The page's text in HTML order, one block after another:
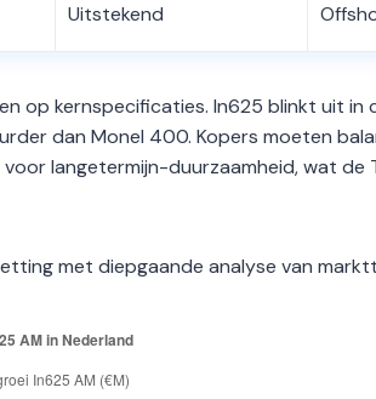
Uitstekend
op kernspecificaties. In625 blinkt uit
dan Monel 400. Kopers moeten
langetermijn-duurzaamheid, wat de
met diepgaande analyse van